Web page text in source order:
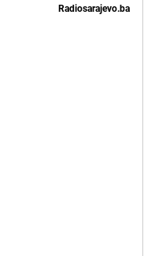
Radiosarajevo.ba